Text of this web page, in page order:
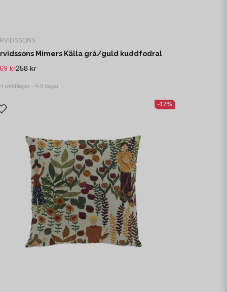
Mimers Källa grå/guld kuddfodral
258 kr
kr
I webblager - 4-8 dagar
-17%